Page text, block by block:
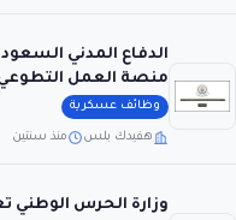
الدفاع المدني
منصة العمل
وظائف عسكرية
هفيدك بلس منذ سنتين